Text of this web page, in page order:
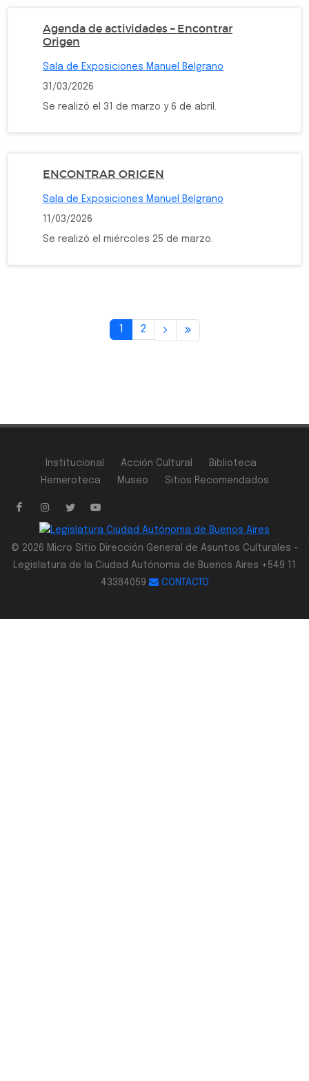
Agenda de actividades – Encontrar
Origen
Sala de Exposiciones Manuel Belgrano
31/03/2026
Se realizó el 31 de marzo y 6 de abril.
ENCONTRAR ORIGEN
Sala de Exposiciones Manuel Belgrano
11/03/2026
Se realizó el miércoles 25 de marzo.
1 2
Institucional Acción Cultural
Biblioteca
Hemeroteca
Museo Sitios Recomendados
© 2026 Micro Sitio Dirección General de Asuntos Culturales -
Legislatura de la Ciudad Autónoma de Buenos Aires +549 11
43384059
CONTACTO